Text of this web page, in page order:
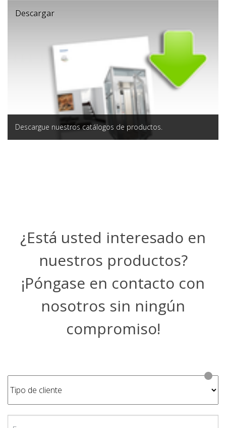
Descargar
Descargue nuestros catálogos de productos.
¿Está usted interesado en
nuestros productos?
¡Póngase en contacto con
nosotros sin ningún
compromiso!